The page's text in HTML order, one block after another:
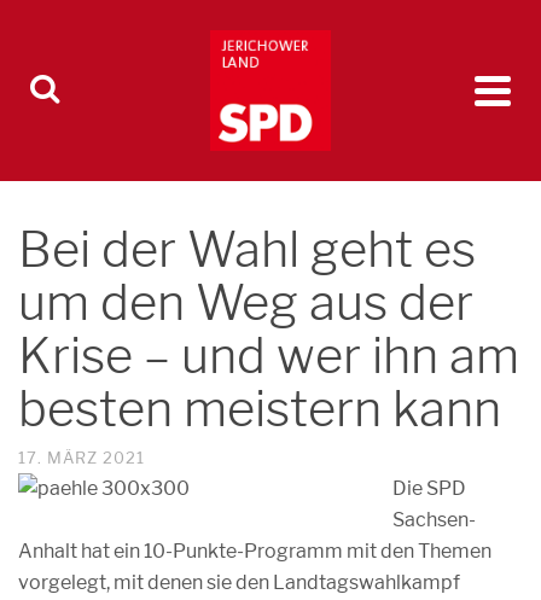
Bei der Wahl geht es
um den Weg aus der
Krise – und wer ihn am
besten meistern kann
17. MÄRZ 2021
Die SPD
Sachsen-
Anhalt hat ein 10-Punkte-Programm mit den Themen
vorgelegt, mit denen sie den Landtagswahlkampf